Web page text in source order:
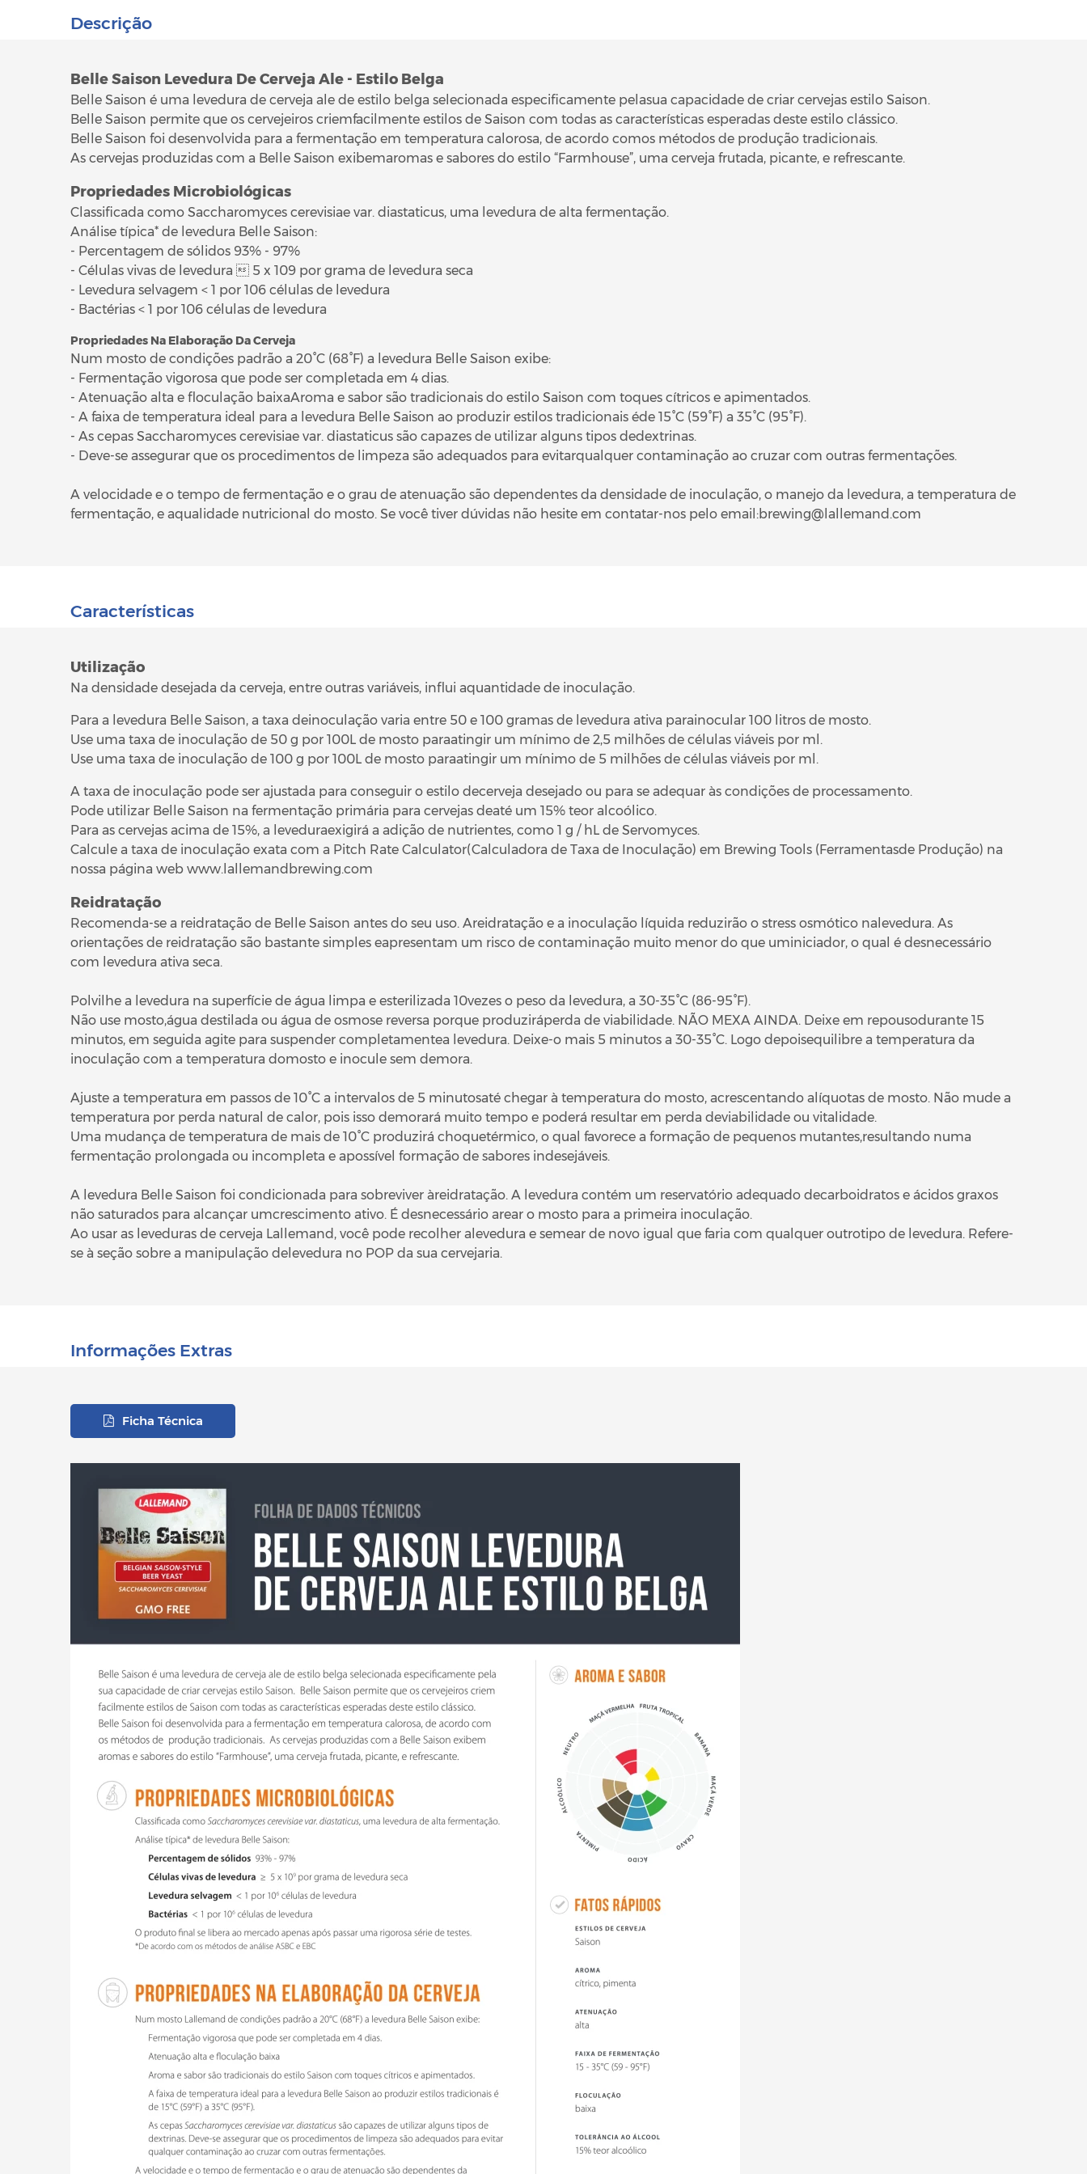
Descrição
Belle Saison Levedura De Cerveja Ale - Estilo Belga
Belle Saison é uma levedura de cerveja ale de estilo belga selecionada especificamente pelasua capacidade de criar cervejas estilo Saison.
Belle Saison permite que os cervejeiros criemfacilmente estilos de Saison com todas as características esperadas deste estilo clássico.
Belle Saison foi desenvolvida para a fermentação em temperatura calorosa, de acordo comos métodos de produção tradicionais.
As cervejas produzidas com a Belle Saison exibemaromas e sabores do estilo “Farmhouse”, uma cerveja frutada, picante, e refrescante.
Propriedades Microbiológicas
Classificada como Saccharomyces cerevisiae var. diastaticus, uma levedura de alta fermentação.
Análise típica* de levedura Belle Saison:
- Percentagem de sólidos 93% - 97%
- Células vivas de levedura  5 x 109 por grama de levedura seca
- Levedura selvagem < 1 por 106 células de levedura
- Bactérias < 1 por 106 células de levedura
Propriedades Na Elaboração Da Cerveja
Num mosto de condições padrão a 20°C (68°F) a levedura Belle Saison exibe:
- Fermentação vigorosa que pode ser completada em 4 dias.
- Atenuação alta e floculação baixaAroma e sabor são tradicionais do estilo Saison com toques cítricos e apimentados.
- A faixa de temperatura ideal para a levedura Belle Saison ao produzir estilos tradicionais éde 15°C (59°F) a 35°C (95°F).
- As cepas Saccharomyces cerevisiae var. diastaticus são capazes de utilizar alguns tipos dedextrinas.
- Deve-se assegurar que os procedimentos de limpeza são adequados para evitarqualquer contaminação ao cruzar com outras fermentações.
A velocidade e o tempo de fermentação e o grau de atenuação são dependentes da densidade de inoculação, o manejo da levedura, a temperatura de
fermentação, e aqualidade nutricional do mosto. Se você tiver dúvidas não hesite em contatar-nos pelo email:brewing@lallemand.com
Características
Utilização
Na densidade desejada da cerveja, entre outras variáveis, influi aquantidade de inoculação.
Para a levedura Belle Saison, a taxa deinoculação varia entre 50 e 100 gramas de levedura ativa parainocular 100 litros de mosto.
Use uma taxa de inoculação de 50 g por 100L de mosto paraatingir um mínimo de 2,5 milhões de células viáveis por ml.
Use uma taxa de inoculação de 100 g por 100L de mosto paraatingir um mínimo de 5 milhões de células viáveis por ml.
A taxa de inoculação pode ser ajustada para conseguir o estilo decerveja desejado ou para se adequar às condições de processamento.
Pode utilizar Belle Saison na fermentação primária para cervejas deaté um 15% teor alcoólico.
Para as cervejas acima de 15%, a leveduraexigirá a adição de nutrientes, como 1 g / hL de Servomyces.
Calcule a taxa de inoculação exata com a Pitch Rate Calculator(Calculadora de Taxa de Inoculação) em Brewing Tools (Ferramentasde Produção) na
nossa página web www.lallemandbrewing.com
Reidratação
Recomenda-se a reidratação de Belle Saison antes do seu uso. Areidratação e a inoculação líquida reduzirão o stress osmótico nalevedura. As
orientações de reidratação são bastante simples eapresentam um risco de contaminação muito menor do que uminiciador, o qual é desnecessário
com levedura ativa seca.
Polvilhe a levedura na superfície de água limpa e esterilizada 10vezes o peso da levedura, a 30-35°C (86-95°F).
Não use mosto,água destilada ou água de osmose reversa porque produziráperda de viabilidade. NÃO MEXA AINDA. Deixe em repousodurante 15
minutos, em seguida agite para suspender completamentea levedura. Deixe-o mais 5 minutos a 30-35°C. Logo depoisequilibre a temperatura da
inoculação com a temperatura domosto e inocule sem demora.
Ajuste a temperatura em passos de 10°C a intervalos de 5 minutosaté chegar à temperatura do mosto, acrescentando alíquotas de mosto. Não mude a
temperatura por perda natural de calor, pois isso demorará muito tempo e poderá resultar em perda deviabilidade ou vitalidade.
Uma mudança de temperatura de mais de 10°C produzirá choquetérmico, o qual favorece a formação de pequenos mutantes,resultando numa
fermentação prolongada ou incompleta e apossível formação de sabores indesejáveis.
A levedura Belle Saison foi condicionada para sobreviver àreidratação. A levedura contém um reservatório adequado decarboidratos e ácidos graxos
não saturados para alcançar umcrescimento ativo. É desnecessário arear o mosto para a primeira inoculação.
Ao usar as leveduras de cerveja Lallemand, você pode recolher alevedura e semear de novo igual que faria com qualquer outrotipo de levedura. Refere-
se à seção sobre a manipulação delevedura no POP da sua cervejaria.
Informações Extras
Ficha Técnica